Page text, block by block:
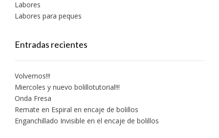
Labores
Labores para peques
Entradas recientes
Volvemos!!!
Miercoles y nuevo bolillotutorial!!!
Onda Fresa
Remate en Espiral en encaje de bolillos
Enganchillado Invisible en el encaje de bolillos